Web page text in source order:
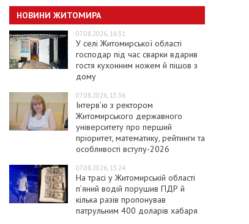
НОВИНИ ЖИТОМИРА
07.08.2026, 16:31
У селі Житомирської області
господар під час сварки вдарив
гостя кухонним ножем й пішов з
дому
07.08.2026, 15:36
Інтерв’ю з ректором
Житомирського державного
університету про перший
пріоритет, математику, рейтинги та
особливості вступу-2026
07.08.2026, 15:24
На трасі у Житомирській області
п’яний водій порушив ПДР й
кілька разів пропонував
патрульним 400 доларів хабаря